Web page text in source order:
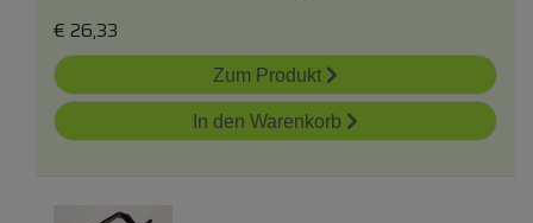
€ 26,33
Zum Produkt
In den Warenkorb